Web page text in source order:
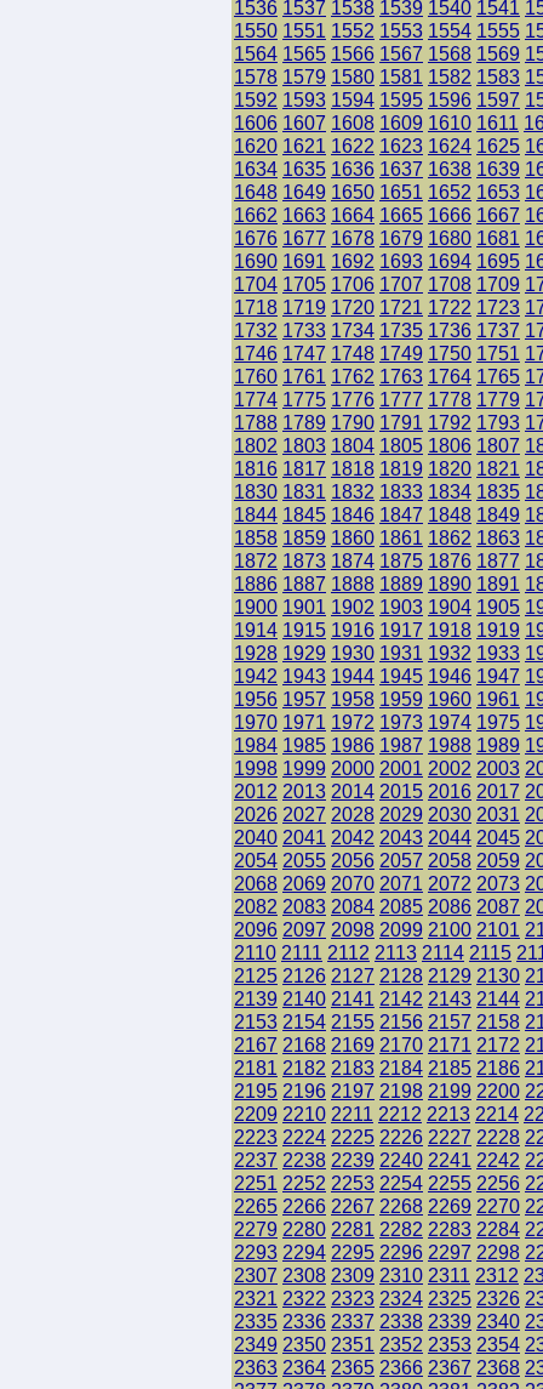
1536 1537 1538 1539 1540 1541
1550 1551 1552 1553 1554 1555
1564 1565 1566 1567 1568 1569
1578 1579 1580 1581 1582 1583
1592 1593 1594 1595 1596 1597
1606 1607 1608 1609 1610 1611
1620 1621 1622 1623 1624 1625
1634 1635 1636 1637 1638 1639
1648 1649 1650 1651 1652 1653
1662 1663 1664 1665 1666 1667
1676 1677 1678 1679 1680 1681
1690 1691 1692 1693 1694 1695
1704 1705 1706 1707 1708 1709
1718 1719 1720 1721 1722 1723
1732 1733 1734 1735 1736 1737
1746 1747 1748 1749 1750 1751
1760 1761 1762 1763 1764 1765
1774 1775 1776 1777 1778 1779
1788 1789 1790 1791 1792 1793
1802 1803 1804 1805 1806 1807
1816 1817 1818 1819 1820 1821
1830 1831 1832 1833 1834 1835
1844 1845 1846 1847 1848 1849
1858 1859 1860 1861 1862 1863
1872 1873 1874 1875 1876 1877
1886 1887 1888 1889 1890 1891
1900 1901 1902 1903 1904 1905
1914 1915 1916 1917 1918 1919
1928 1929 1930 1931 1932 1933
1942 1943 1944 1945 1946 1947
1956 1957 1958 1959 1960 1961
1970 1971 1972 1973 1974 1975
1984 1985 1986 1987 1988 1989
1998 1999 2000 2001 2002 2003
2012 2013 2014 2015 2016 2017
2026 2027 2028 2029 2030 2031
2040 2041 2042 2043 2044 2045
2054 2055 2056 2057 2058 2059
2068 2069 2070 2071 2072 2073
2082 2083 2084 2085 2086 2087
2096 2097 2098 2099 2100 2101
2110 2111 2112 2113 2114 2115
2125 2126 2127 2128 2129 2130
2139 2140 2141 2142 2143 2144
2153 2154 2155 2156 2157 2158
2167 2168 2169 2170 2171 2172
2181 2182 2183 2184 2185 2186
2195 2196 2197 2198 2199 2200
2209 2210 2211 2212 2213 2214
2223 2224 2225 2226 2227 2228
2237 2238 2239 2240 2241 2242
2251 2252 2253 2254 2255 2256
2265 2266 2267 2268 2269 2270
2279 2280 2281 2282 2283 2284
2293 2294 2295 2296 2297 2298
2307 2308 2309 2310 2311 2312
2321 2322 2323 2324 2325 2326
2335 2336 2337 2338 2339 2340
2349 2350 2351 2352 2353 2354
2363 2364 2365 2366 2367 2368